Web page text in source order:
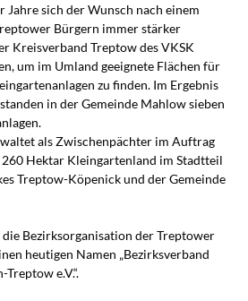
Jahre sich der Wunsch nach einem
Bürgern immer stärker
Kreisverband Treptow des VKSK
um im Umland geeignete Flächen für
zu finden. Im Ergebnis
in der Gemeinde Mahlow sieben
als Zwischenpächter im Auftrag
Hektar Kleingartenland im Stadtteil
Treptow-Köpenick und der Gemeinde
Bezirksorganisation der Treptower
heutigen Namen „Bezirksverband
e.V.“.